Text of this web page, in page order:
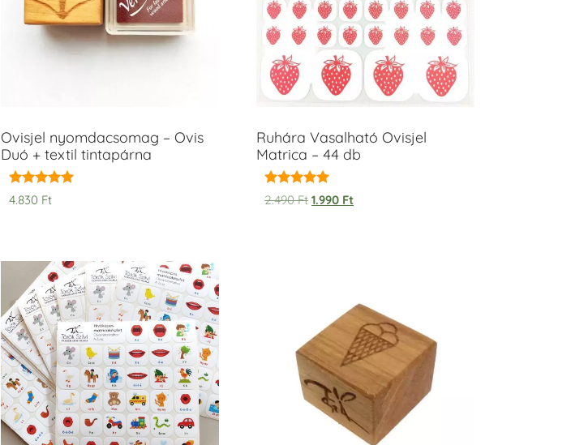
Ovisjel nyomdacsomag – Ovis
Duó + textil tintapárna
Értékelés:
5.00
4.830 Ft
Ruhára Vasalható Ovisjel
Matrica – 44 db
Értékelés:
5.00
2.490Ft 1.990 Ft